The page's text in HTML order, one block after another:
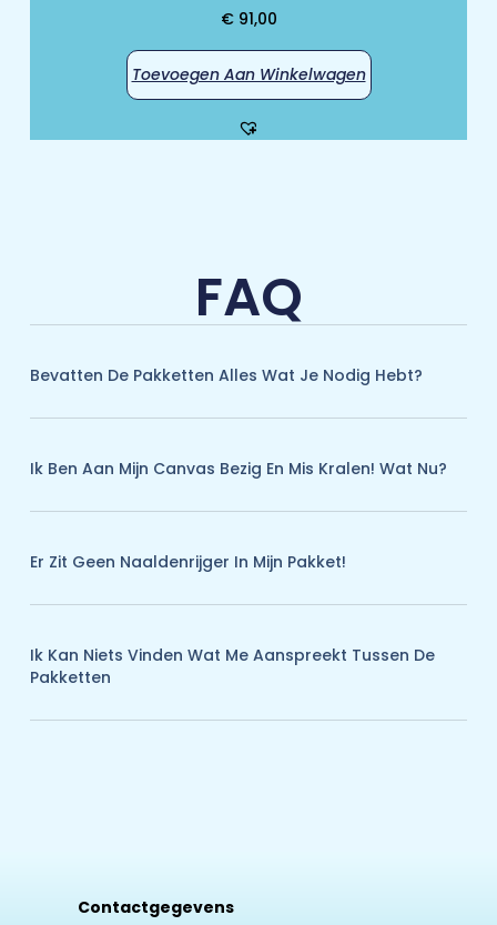
€91,00
Toevoegen Aan Winkelwagen
FAQ
Bevatten De Pakketten Alles Wat Je Nodig Hebt?
Ik Ben Aan Mijn Canvas Bezig En Mis Kralen! Wat Nu?
Er Zit Geen Naaldenrijger In Mijn Pakket!
Ik Kan Niets Vinden Wat Me Aanspreekt Tussen De
Pakketten
Contactgegevens